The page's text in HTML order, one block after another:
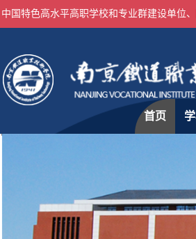
中国特色高水平高职学校和专业群建设单位
首页